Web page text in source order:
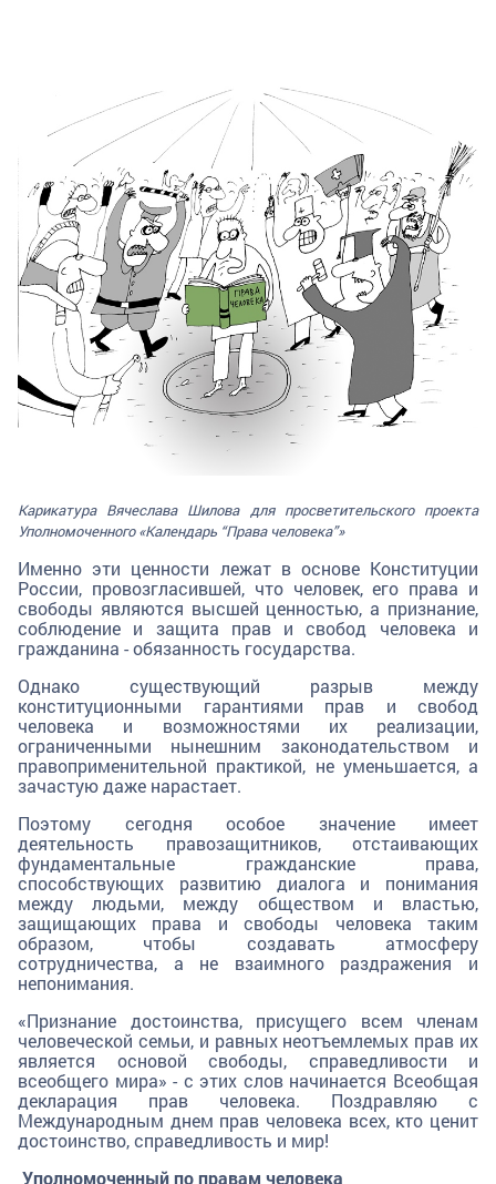
Карикатура Вячеслава Шилова для просветительского проекта
Уполномоченного «Календарь “Права человека”»
Именно эти ценности лежат в основе Конституции
России, провозгласившей, что человек, его права и
свободы являются высшей ценностью, а признание,
соблюдение и защита прав и свобод человека и
гражданина - обязанность государства.
Однако существующий разрыв между
конституционными гарантиями прав и свобод
человека и возможностями их реализации,
ограниченными нынешним законодательством и
правоприменительной практикой, не уменьшается, а
зачастую даже нарастает.
Поэтому сегодня особое значение имеет
деятельность правозащитников, отстаивающих
фундаментальные гражданские права,
способствующих развитию диалога и понимания
между людьми, между обществом и властью,
защищающих права и свободы человека таким
образом, чтобы создавать атмосферу
сотрудничества, а не взаимного раздражения и
непонимания.
«Признание достоинства, присущего всем членам
человеческой семьи, и равных неотъемлемых прав их
является основой свободы, справедливости и
всеобщего мира» - с этих слов начинается Всеобщая
декларация прав человека. Поздравляю с
Международным днем прав человека всех, кто ценит
достоинство, справедливость и мир!
Уполномоченный по правам человека